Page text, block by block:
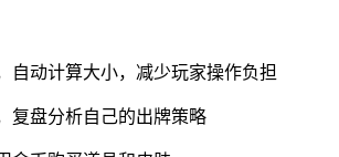
自动计算大小，减少玩家操作负担
复盘分析自己的出牌策略